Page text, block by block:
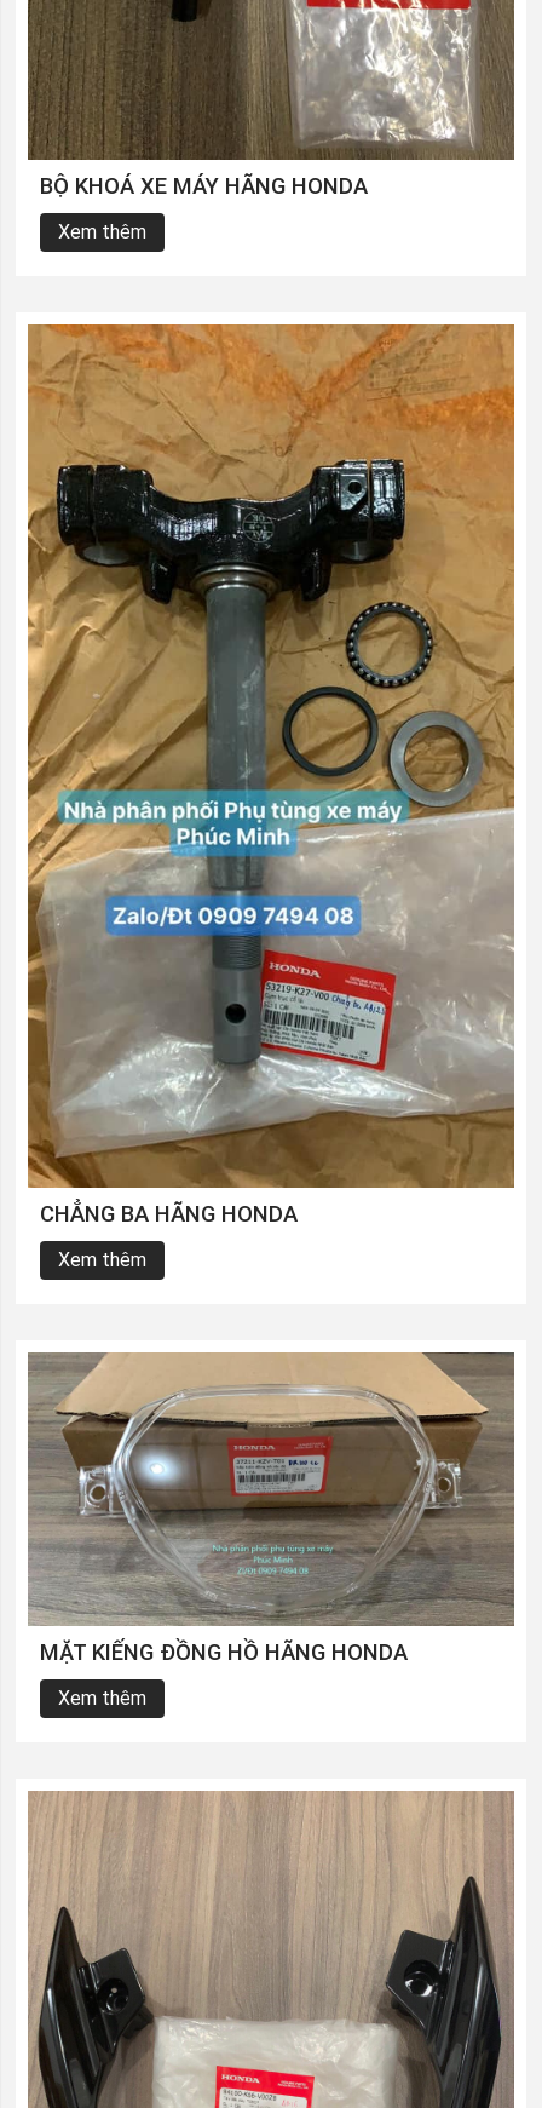
BỘ KHOÁ XE MÁY HÃNG HONDA
Xem thêm
CHẲNG BA HÃNG HONDA
Xem thêm
MẶT KIẾNG ĐỒNG HỒ HÃNG HONDA
Xem thêm